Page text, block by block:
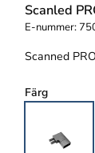
Scanled
E-nummer:
Scanned
Färg